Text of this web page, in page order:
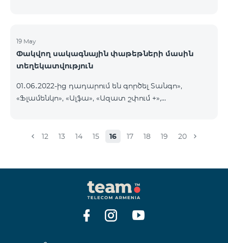
երկարացման հնարավորությունը: Ինչպես նաև
դադարեցվում է «Սիրելի համարներ»
ծառայության նոր միացումները և գործողությունը։
19 May
Փակվող սակագնային փաթեթների մասին
տեղեկատվություն
01․06․2022-ից դադարում են գործել Տանգո»,
«Ֆլամենկո», «Ալֆա», «Ազատ շփում +»,
Նշված փաթեթների գործող բաժանորդները
Հին Սակագնային փաթեթ Նոր Սակագնային
12 13 14 15 16 17 18 19 20